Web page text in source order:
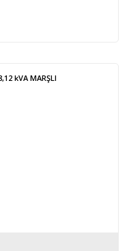
kVA MARŞLI